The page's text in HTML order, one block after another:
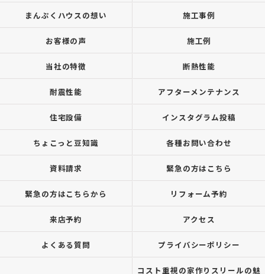
まんぷくハウスの想い 施工事例
お客様の声 施工例
当社の特徴 断熱性能
耐震性能 アフターメンテナンス
住宅設備 インスタグラム投稿
ちょこっと豆知識 各種お問い合わせ
資料請求 緊急の方はこちら
緊急の方はこちらから リフォーム予約
来店予約 アクセス
よくある質問 プライバシーポリシー
コスト重視の家作りスリールの魅